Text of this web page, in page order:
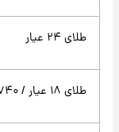
طلای ۲۴ عیار
طلای ۱۸ عیار / ۷۴۰